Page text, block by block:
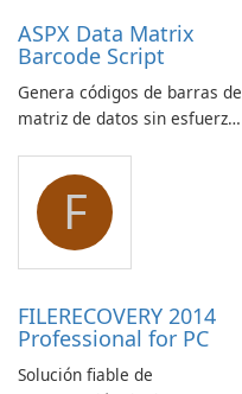
ASPX Data Matrix
Barcode Script
Genera códigos de barras de
matriz de datos sin esfuerzo
barras de matriz de datos
ASPX
F
FILERECOVERY 2014
Professional for PC
Solución fiable de